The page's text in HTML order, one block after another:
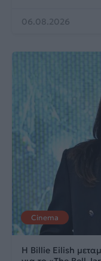
06.08.2026
Cinema
Η Billie Eilish